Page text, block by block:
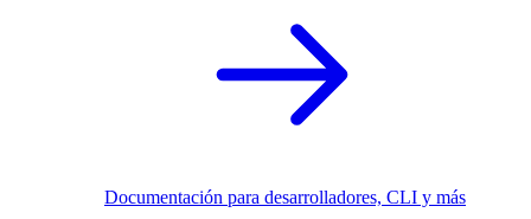
Documentación para desarrolladores, CLI y más